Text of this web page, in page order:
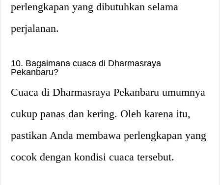
perlengkapan yang dibutuhkan selama
perjalanan.
10. Bagaimana cuaca di Dharmasraya
Pekanbaru?
Cuaca di Dharmasraya Pekanbaru umumnya
cukup panas dan kering. Oleh karena itu,
pastikan Anda membawa perlengkapan yang
cocok dengan kondisi cuaca tersebut.